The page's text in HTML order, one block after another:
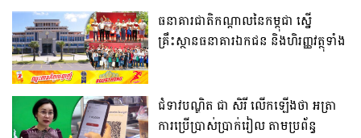
ធនាគារជាតិកណ្តាលនៃកម្ពុជា ស្នើ
គ្រឹះស្ថានធនាគារឯកជន និងហិរញ្ញវត្ថុទាំង
ពិសេសពលរដ្ឋនៅតំបន់ដាច់ស្រយាល
ជំទាវបណ្ឌិត ជា សិរី លើកឡើងថា អត្រា
ការប្រើប្រាស់ប្រាក់រៀល តាមប្រព័ន្ធ